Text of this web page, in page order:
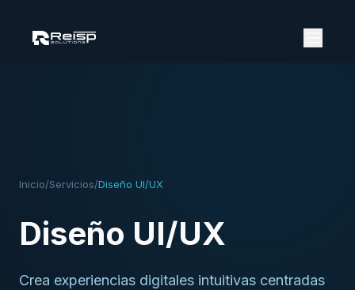
Inicio/Servicios/Diseño UI/UX
Diseño UI/UX
Crea experiencias digitales intuitivas centradas